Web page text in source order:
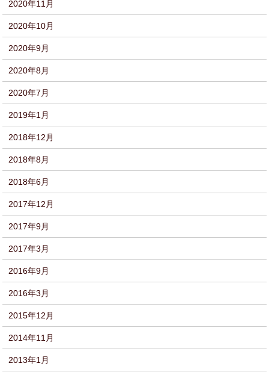
2020年11月
2020年10月
2020年9月
2020年8月
2020年7月
2019年1月
2018年12月
2018年8月
2018年6月
2017年12月
2017年9月
2017年3月
2016年9月
2016年3月
2015年12月
2014年11月
2013年1月